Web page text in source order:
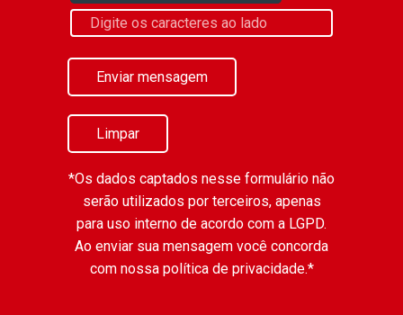
Enviar mensagem
Limpar
*Os dados captados nesse formulário não
serão utilizados por terceiros, apenas
para uso interno de acordo com a LGPD.
Ao enviar sua mensagem você concorda
com nossa política de privacidade.*